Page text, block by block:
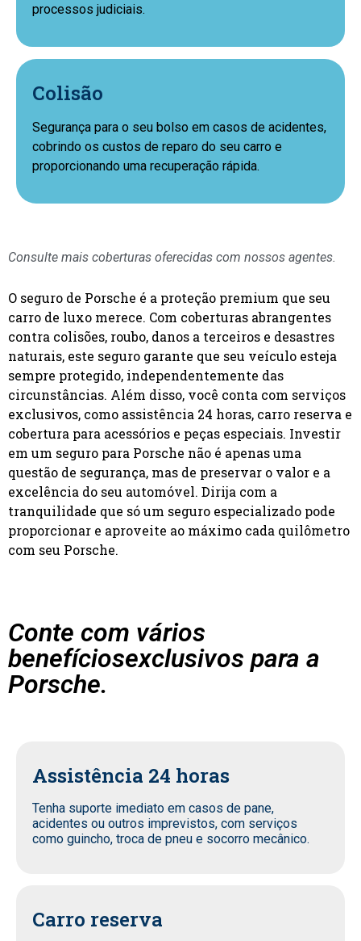
processos judiciais.
Colisão
Segurança para o seu bolso em casos de acidentes,
cobrindo os custos de reparo do seu carro e
proporcionando uma recuperação rápida.
Consulte mais coberturas oferecidas com nossos agentes.
O seguro de Porsche é a proteção premium que seu
carro de luxo merece. Com coberturas abrangentes
contra colisões, roubo, danos a terceiros e desastres
naturais, este seguro garante que seu veículo esteja
sempre protegido, independentemente das
circunstâncias. Além disso, você conta com serviços
exclusivos, como assistência 24 horas, carro reserva e
cobertura para acessórios e peças especiais. Investir
em um seguro para Porsche não é apenas uma
questão de segurança, mas de preservar o valor e a
excelência do seu automóvel. Dirija com a
tranquilidade que só um seguro especializado pode
proporcionar e aproveite ao máximo cada quilômetro
com seu Porsche.
Conte com vários
benefíciosexclusivos para a
Porsche.
Assistência 24 horas
Tenha suporte imediato em casos de pane,
acidentes ou outros imprevistos, com serviços
como guincho, troca de pneu e socorro mecânico.
Carro reserva